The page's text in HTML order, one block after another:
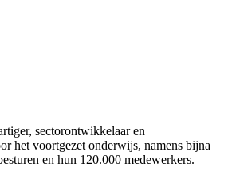
sectorontwikkelaar en
het voortgezet onderwijs, namens bijna
en hun 120.000 medewerkers.